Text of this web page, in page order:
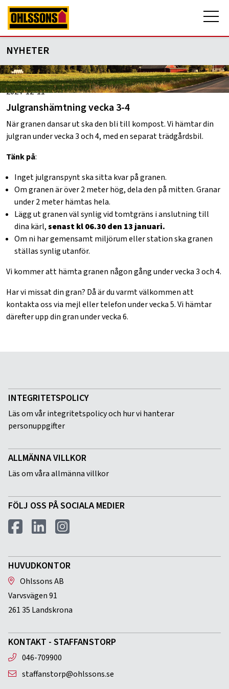
NYHETER
2024-12-11
Julgranshämtning vecka 3-4
När granen dansar ut ska den bli till kompost. Vi hämtar din
julgran under vecka 3 och 4, med en separat trädgårdsbil.
Tänk på:
Inget julgranspynt ska sitta kvar på granen.
Om granen är över 2 meter hög, dela den på mitten. Granar
under 2 meter hämtas hela.
Lägg ut granen väl synlig vid tomtgräns i anslutning till
dina kärl,senast kl 06.30 den 13 januari.
Om ni har gemensamt miljörum eller station ska granen
ställas synlig utanför.
Vi kommer att hämta granen någon gång under vecka 3 och 4.
Har vi missat din gran? Då är du varmt välkommen att
kontakta oss via mejl eller telefon under vecka 5. Vi hämtar
därefter upp din gran under vecka 6.
INTEGRITETSPOLICY
Läs om vår integritetspolicy och hur vi hanterar
personuppgifter
ALLMÄNNA VILLKOR
Läs om våra allmänna villkor
FÖLJ OSS PÅ SOCIALA MEDIER
HUVUDKONTOR
Ohlssons AB
Varvsvägen 91
261 35 Landskrona
KONTAKT - STAFFANSTORP
046-709900
staffanstorp@ohlssons.se